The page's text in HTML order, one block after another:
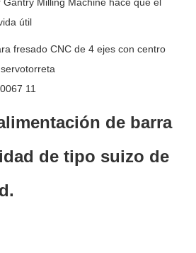
útil
de barra
de tipo suizo de